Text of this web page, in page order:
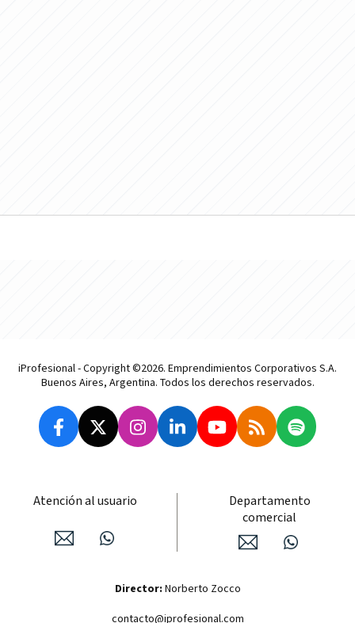
iProfesional - Copyright ©2026. Emprendimientos Corporativos S.A.
Buenos Aires, Argentina. Todos los derechos reservados.
Atención al usuario
Departamento
comercial
Director: Norberto Zocco
contacto@iprofesional.com